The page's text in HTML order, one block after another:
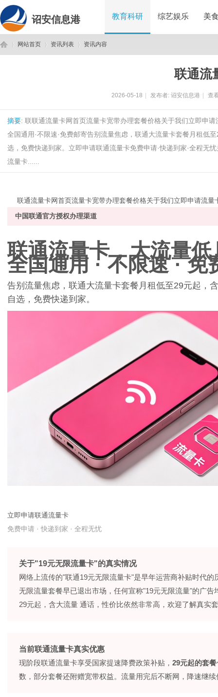
诏安信息港 教育科研 综艺娱乐 美
网站首页 资讯列表 资讯内容
联通流
2026-05-18 发布者: 诏安信息港 查
摘要: 联联通流量卡网首页流量卡宽带办理套餐价格关于我们立即申
全国通用·不限速·免费邮寄告别流量焦虑，联通大流量卡套餐月租低
选，免费快递到家。立即申请联通流量卡免费申请·快递到家·全程无
流量卡......
联通流量卡网首页流量卡宽带办理套餐价格关于我们立即申请流量
中国联通官方授权办理渠道
联通流量卡，大流量低
全国通用 · 不限速 · 免
告别流量焦虑，联通大流量卡套餐月租低至29元起，
自选，免费快递到家。
立即申请联通流量卡
免费申请 · 快递到家 · 全程无忧
关于"19元无限流量卡"的真实情况
网络上流传的"联通19元无限流量卡"是早年运营商补贴时代的
无限流量套餐早已退出市场，任何宣称"19元无限流量"的广
29元起，含大流量 通话，性价比依然非常高，欢迎了解真实
当前联通流量卡真实优惠
现阶段联通流量卡享受国家提速降费政策补贴， 29元起的套餐
数，部分套餐还附赠宽带权益。流量用完后不断网，降速继